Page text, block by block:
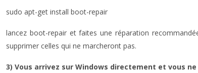
sudo apt-get install boot-repair
lancez boot-repair et faites une réparation
supprimer celles qui ne marcheront pas.
3) Vous arrivez sur Windows directement et vous ne